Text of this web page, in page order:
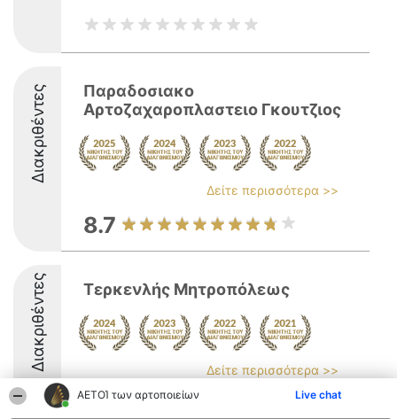
ΑΕΤΟΊ των αρτοποιείων Live chat
Διακριθέντες
Παραδοσιακο
Αρτοζαχαροπλαστειο Γκουτζιος
Δείτε περισσότερα >>
8.7
Διακριθέντες Τερκενλής Μητροπόλεως
Δείτε περισσότερα >>